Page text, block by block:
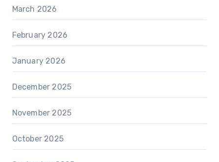
March 2026
February 2026
January 2026
December 2025
November 2025
October 2025